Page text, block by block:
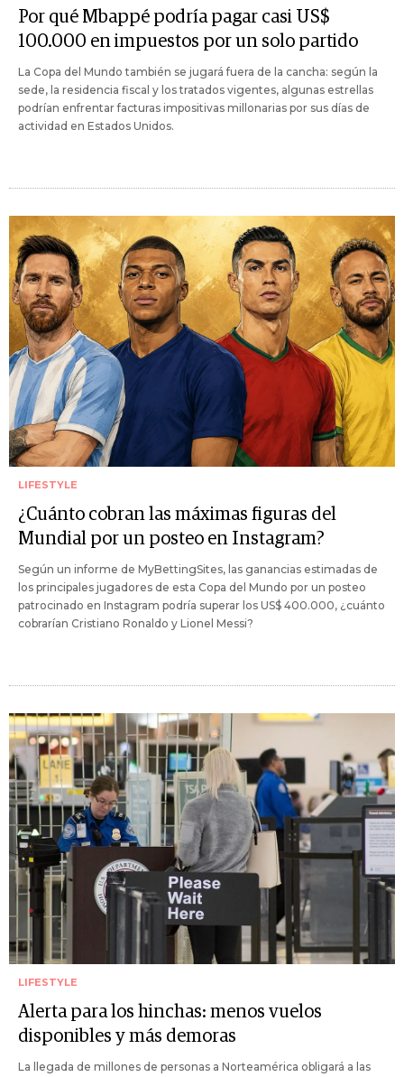
Por qué Mbappé podría pagar casi US$
100.000 en impuestos por un solo partido
La Copa del Mundo también se jugará fuera de la cancha: según la
sede, la residencia fiscal y los tratados vigentes, algunas estrellas
podrían enfrentar facturas impositivas millonarias por sus días de
actividad en Estados Unidos.
LIFESTYLE
¿Cuánto cobran las máximas figuras del
Mundial por un posteo en Instagram?
Según un informe de MyBettingSites, las ganancias estimadas de
los principales jugadores de esta Copa del Mundo por un posteo
patrocinado en Instagram podría superar los US$ 400.000, ¿cuánto
cobrarían Cristiano Ronaldo y Lionel Messi?
LIFESTYLE
Alerta para los hinchas: menos vuelos
disponibles y más demoras
La llegada de millones de personas a Norteamérica obligará a las